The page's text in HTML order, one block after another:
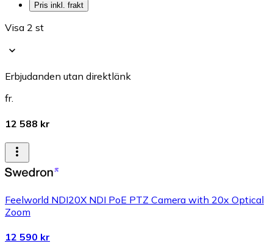
Pris inkl. frakt
Visa 2 st
Erbjudanden utan direktlänk
fr.
12 588 kr
Feelworld NDI20X NDI PoE PTZ Camera with 20x Optical
Zoom
12 590 kr